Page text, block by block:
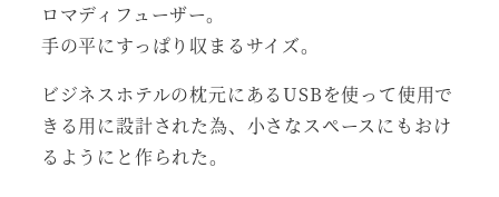
ロマディフューザー。
手の平にすっぱり収まるサイズ。
ビジネスホテルの枕元にあるUSBを使って使用で
きる用に設計された為、小さなスペースにもおけ
るようにと作られた。